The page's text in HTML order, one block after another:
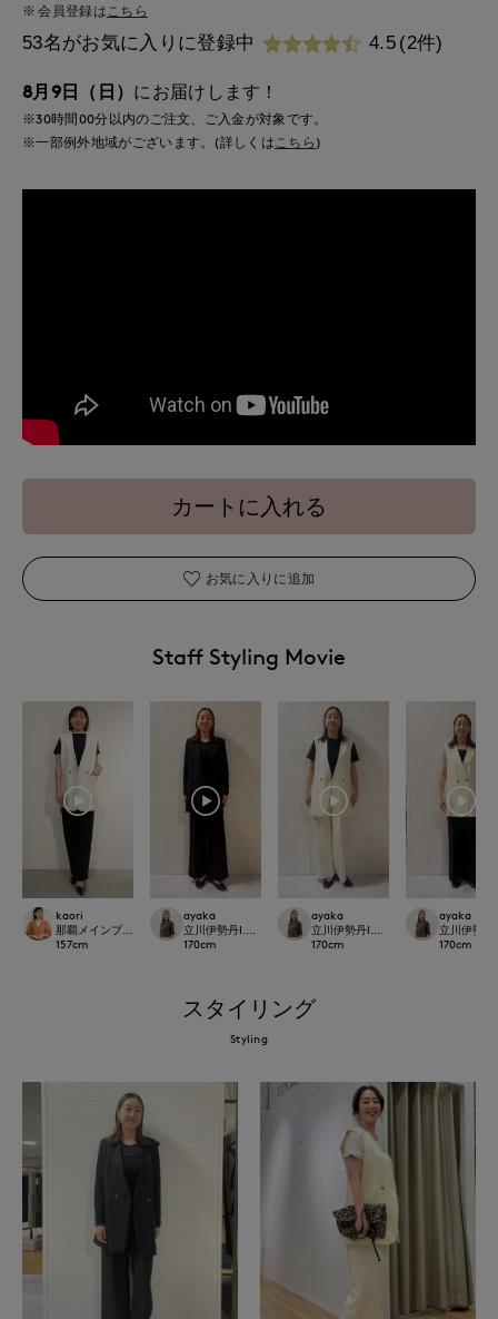
会員登録は こちら
53名がお気に入りに登録中 4.5 (2件)
8月9日（日） にお届けします！
※30時間00分以内のご注文、ご入金が対象です。
※一部例外地域がございます。(詳しくはこちら )
カートに入れる
お気に入りに追加
Staff Styling Movie
kaori
那覇メインプレイスI.T.'S.international
157cm
ayaka
立川伊勢丹I.T.'S.international
170cm
ayaka
立川伊勢丹I.T.'S.international
170cm
ayaka
立川伊勢
170cm
スタイリング
Styling